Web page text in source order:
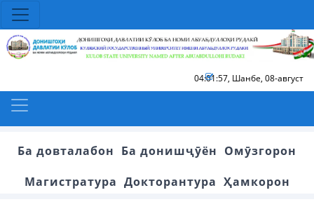
04:01:58, Шанбе, 08-август
Ба довталабон Ба донишҷӯён Омӯзгорон
Магистратура Докторантура Ҳамкорон